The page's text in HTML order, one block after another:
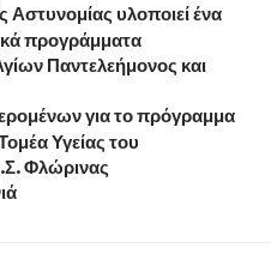
Αστυνομίας υλοποιεί ένα
προγράμματα
Παντελεήμονος και
για το πρόγραμμα
Υγείας του
Φλώρινας